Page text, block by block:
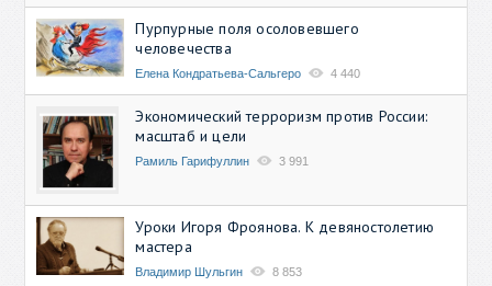
Пурпурные поля осоловевшего
человечества
Елена Кондратьева-Сальгеро 4 440
Экономический терроризм против России:
масштаб и цели
Рамиль Гарифуллин 3 991
Уроки Игоря Фроянова. К девяностолетию
мастера
Владимир Шульгин 8 853